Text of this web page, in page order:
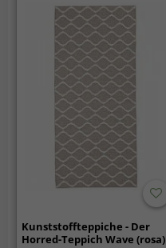
Kunststoffteppiche - Der
Horred-Teppich Wave (rosa)